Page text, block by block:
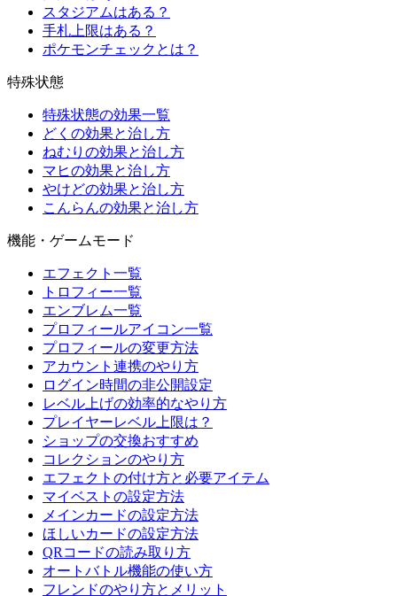
スタジアムはある？
手札上限はある？
ポケモンチェックとは？
特殊状態
特殊状態の効果一覧
どくの効果と治し方
ねむりの効果と治し方
マヒの効果と治し方
やけどの効果と治し方
こんらんの効果と治し方
機能・ゲームモード
エフェクト一覧
トロフィー一覧
エンブレム一覧
プロフィールアイコン一覧
プロフィールの変更方法
アカウント連携のやり方
ログイン時間の非公開設定
レベル上げの効率的なやり方
プレイヤーレベル上限は？
ショップの交換おすすめ
コレクションのやり方
エフェクトの付け方と必要アイテム
マイベストの設定方法
メインカードの設定方法
ほしいカードの設定方法
QRコードの読み取り方
オートバトル機能の使い方
フレンドのやり方とメリット